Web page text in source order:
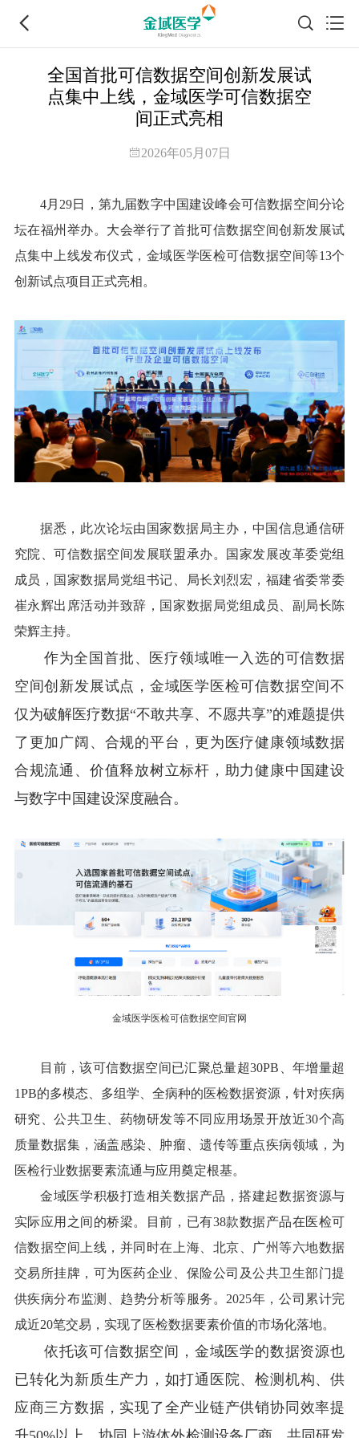
全国首批可信数据空间创新发展试
点集中上线，金域医学可信数据空
间正式亮相
2026年05月07日
4月29日，第九届数字中国建设峰会可信数据空间分论
坛在福州举办。大会举行了首批可信数据空间创新发展试
点集中上线发布仪式，金域医学医检可信数据空间等13个
创新试点项目正式亮相。
据悉，此次论坛由国家数据局主办，中国信息通信研
究院、可信数据空间发展联盟承办。国家发展改革委党组
成员，国家数据局党组书记、局长刘烈宏，福建省委常委
崔永辉出席活动并致辞，国家数据局党组成员、副局长陈
荣辉主持。
作为全国首批、医疗领域唯一入选的可信数据
空间创新发展试点，金域医学医检可信数据空间不
仅为破解医疗数据“不敢共享、不愿共享”的难题提供
了更加广阔、合规的平台，更为医疗健康领域数据
合规流通、价值释放树立标杆，助力健康中国建设
与数字中国建设深度融合。
金域医学医检可信数据空间官网
目前，该可信数据空间已汇聚总量超30PB、年增量超
1PB的多模态、多组学、全病种的医检数据资源，针对疾病
研究、公共卫生、药物研发等不同应用场景开放近30个高
质量数据集，涵盖感染、肿瘤、遗传等重点疾病领域，为
医检行业数据要素流通与应用奠定根基。
金域医学积极打造相关数据产品，搭建起数据资源与
实际应用之间的桥梁。目前，已有38款数据产品在医检可
信数据空间上线，并同时在上海、北京、广州等六地数据
交易所挂牌，可为医药企业、保险公司及公共卫生部门提
供疾病分布监测、趋势分析等服务。2025年，公司累计完
成近20笔交易，实现了医检数据要素价值的市场化落地。
依托该可信数据空间，金域医学的数据资源也
已转化为新质生产力，如打通医院、检测机构、供
应商三方数据，实现了全产业链产供销协同效率提